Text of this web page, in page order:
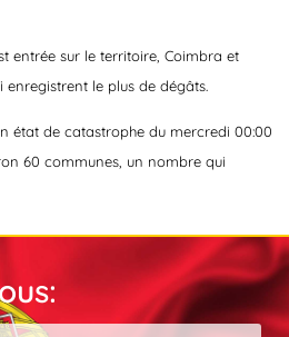
entrée sur le territoire, Coimbra et
le plus de dégâts.
état de catastrophe du mercredi 00:00
60 communes, un nombre qui